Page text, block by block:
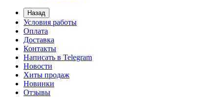
Назад
Условия работы
Оплата
Доставка
Контакты
Написать в Telegram
Новости
Хиты продаж
Новинки
Отзывы